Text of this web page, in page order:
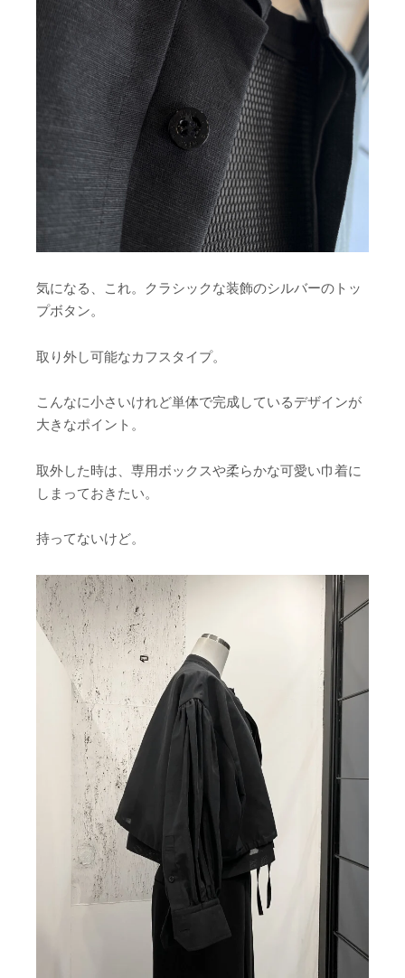
気になる、これ。クラシックな装飾のシルバーのトッ
プボタン。
取り外し可能なカフスタイプ。
こんなに小さいけれど単体で完成しているデザインが
大きなポイント。
取外した時は、専用ボックスや柔らかな可愛い巾着に
しまっておきたい。
持ってないけど。